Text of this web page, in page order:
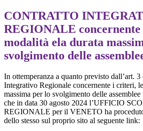
CONTRATTO
REGIONALE
modalità ela durata
svolgimento delle
In ottemperanza a quanto previsto dall’art.
Integrativo Regionale concernente i criteri,
massima per lo svolgimento delle
che in data 30 agosto 2024 l’UFFICIO
REGIONALE per il VENETO ha
dello stesso sul proprio sito al seguente link: